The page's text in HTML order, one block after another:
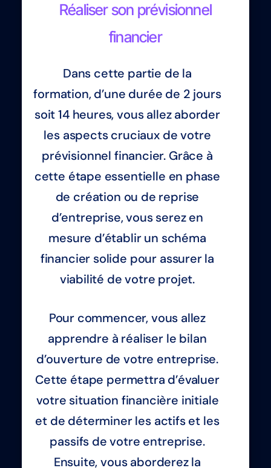
Réaliser son prévisionnel
financier
Dans cette partie de la
formation, d’une durée de 2 jours
soit 14 heures, vous allez aborder
les aspects cruciaux de votre
prévisionnel financier. Grâce à
cette étape essentielle en phase
de création ou de reprise
d’entreprise, vous serez en
mesure d’établir un schéma
financier solide pour assurer la
viabilité de votre projet.
Pour commencer, vous allez
apprendre à réaliser le bilan
d’ouverture de votre entreprise.
Cette étape permettra d’évaluer
votre situation financière initiale
et de déterminer les actifs et les
passifs de votre entreprise.
Ensuite, vous aborderez la